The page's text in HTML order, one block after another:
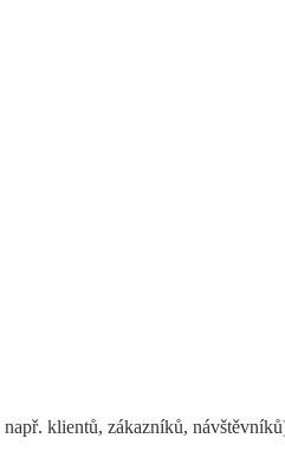
klientů, zákazníků,